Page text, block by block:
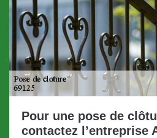
Pour une pose de
contactez l’entreprise